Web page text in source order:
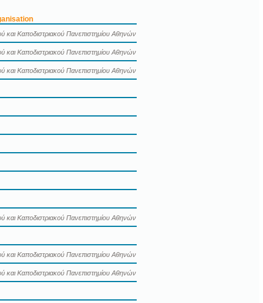
και Καποδιστριακού Πανεπιστημίου Αθηνών
και Καποδιστριακού Πανεπιστημίου Αθηνών
και Καποδιστριακού Πανεπιστημίου Αθηνών
και Καποδιστριακού Πανεπιστημίου Αθηνών
και Καποδιστριακού Πανεπιστημίου Αθηνών
και Καποδιστριακού Πανεπιστημίου Αθηνών